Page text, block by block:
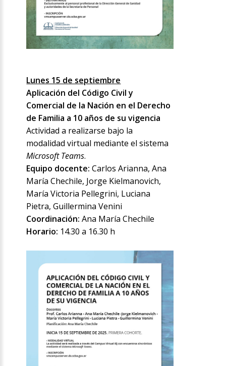
Lunes 15 de septiembre
Aplicación del Código Civil y
Comercial de la Nación en el Derecho
de Familia a 10 años de su vigencia
Actividad a realizarse bajo la
modalidad virtual mediante el sistema
Microsoft Teams.
Equipo docente: Carlos Arianna, Ana
María Chechile, Jorge Kielmanovich,
María Victoria Pellegrini, Luciana
Pietra, Guillermina Venini
Coordinación: Ana María Chechile
Horario: 14.30 a 16.30 h